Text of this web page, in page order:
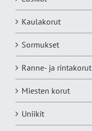
Kaulakorut
Sormukset
Ranne- ja rintakorut
Miesten korut
Uniikit